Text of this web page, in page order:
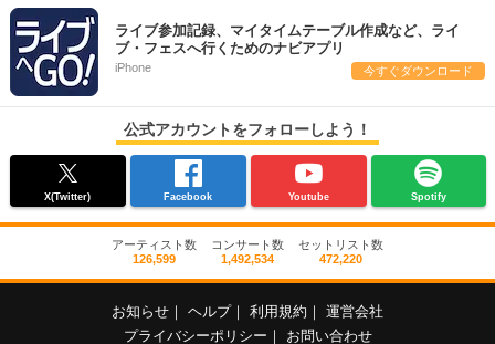
ライブ参加記録、マイタイムテーブル作成など、ライ
ブ・フェスへ行くためのナビアプリ
iPhone 今すぐダウンロード
公式アカウントをフォローしよう！
X(Twitter) Facebook Youtube Spotify
アーティスト数
126,599
コンサート数
1,492,534
セットリスト数
472,220
お知らせ ヘルプ 利用規約
運営会社
プライバシーポリシー
お問い合わせ